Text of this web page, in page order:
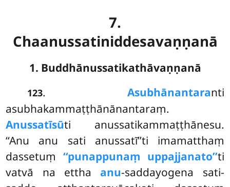
7.
Chaanussatiniddesavaṇṇanā
1. Buddhānussatikathāvaṇṇanā
123. Asubhānantaranti
asubhakammaṭṭhānānantaraṃ.
Anussatīsūti anussatikammaṭṭhānesu.
‘‘Anu anu sati anussatī’’ti imamatthaṃ
dassetuṃ ‘‘punappunaṃ uppajjanato’’ti
vatvā na ettha anu-saddayogena sati-